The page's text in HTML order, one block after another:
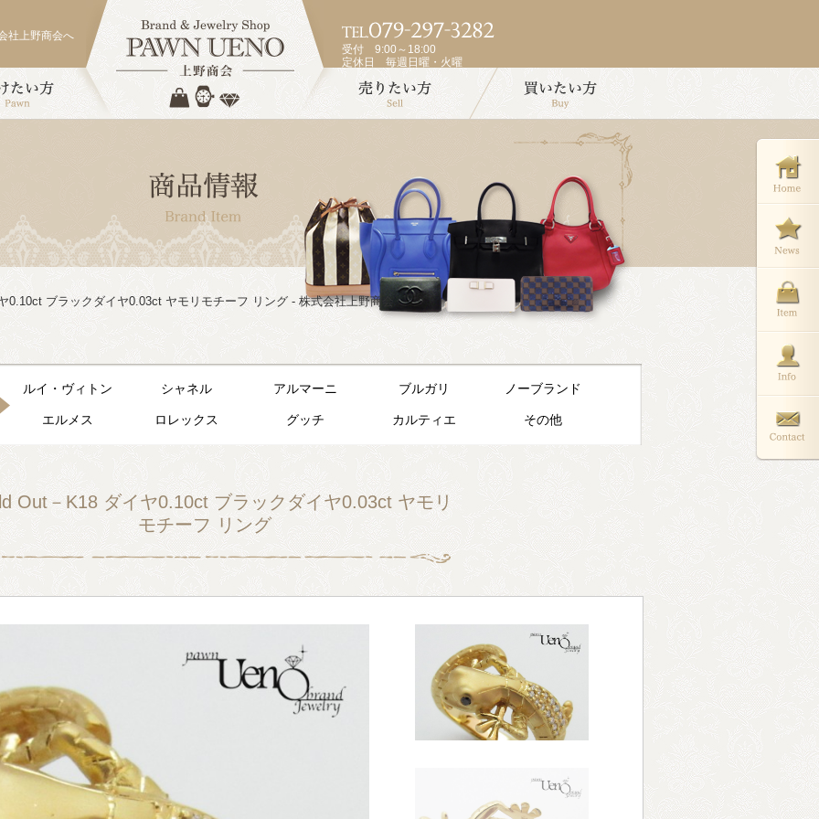
社上野商会へ
受付 9:00～18:00
定休日 毎週日曜・火曜
0.10ct ブラックダイヤ0.03ct ヤモリモチーフ リング - 株式会社上野商会
ルイ・ヴィトン シャネル アルマーニ ブルガリ ノーブランド
エルメス ロレックス グッチ カルティエ その他
Out－K18 ダイヤ0.10ct ブラックダイヤ0.03ct ヤモリ
モチーフ リング